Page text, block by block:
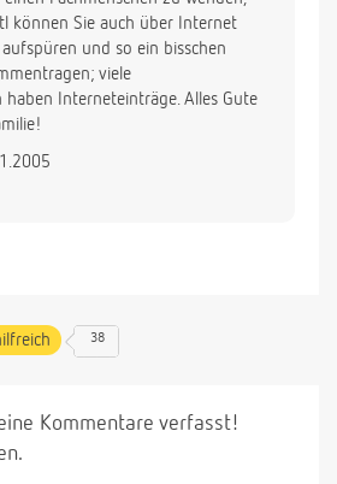
können Sie auch über Internet
und so ein bisschen
viele
Interneteinträge. Alles Gute
38
Kommentare verfasst!